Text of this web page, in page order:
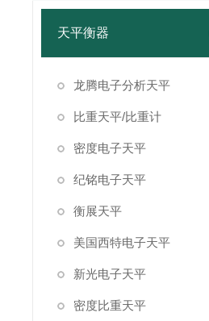
天平衡器
龙腾电子分析天平
比重天平/比重计
密度电子天平
纪铭电子天平
衡展天平
美国西特电子天平
新光电子天平
密度比重天平